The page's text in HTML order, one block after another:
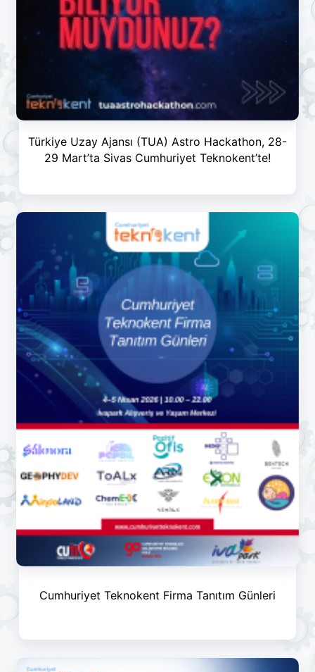
Türkiye Uzay Ajansı (TUA) Astro Hackathon, 28-
29 Mart’ta Sivas Cumhuriyet Teknokent’te!
Cumhuriyet Teknokent Firma Tanıtım Günleri